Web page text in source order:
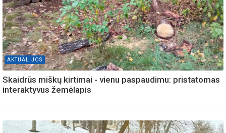
AKTUALIJOS
Skaidrūs miškų kirtimai - vienu paspaudimu: pristatomas
interaktyvus žemėlapis